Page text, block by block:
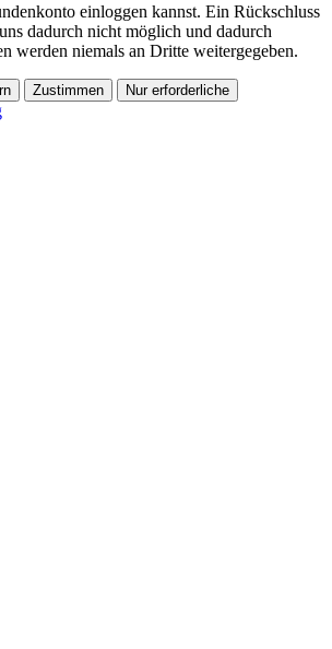
einloggen kannst. Ein Rückschluss
dadurch nicht möglich und dadurch
werden niemals an Dritte weitergegeben.
Zustimmen Nur erforderliche